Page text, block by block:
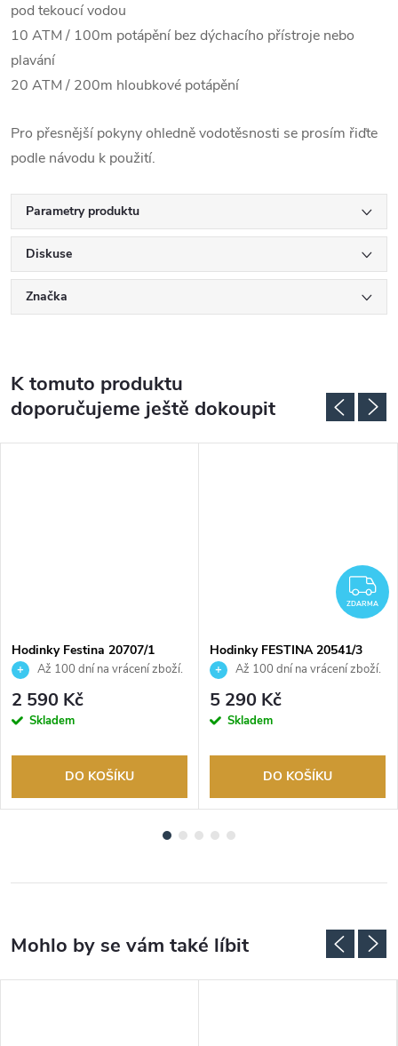
pod tekoucí vodou
10 ATM / 100m potápění bez dýchacího přístroje nebo
plavání
20 ATM / 200m hloubkové potápění
Pro přesnější pokyny ohledně vodotěsnosti se prosím řiďte
podle návodu k použití.
Parametry produktu
Diskuse
Značka
K tomuto produktu
doporučujeme ještě dokoupit
Hodinky Festina 20707/1
Až 100 dní na vrácení zboží.
Autorizovaný prodejce.
2 590 Kč
Skladem
DO KOŠÍKU
ZDARMA
Hodinky FESTINA 20541/3
Až 100 dní na vrácení zboží.
Autorizovaný prodejce.
5 290 Kč
Skladem
DO KOŠÍKU